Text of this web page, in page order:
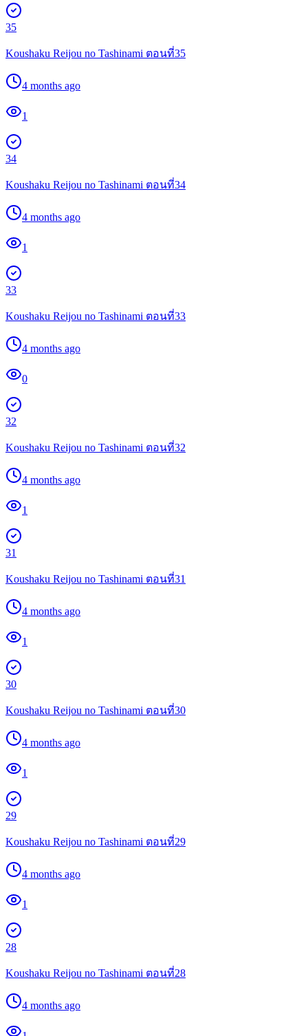
35
Koushaku Reijou no Tashinami ตอนที่35
4 months ago
1
34
Koushaku Reijou no Tashinami ตอนที่34
4 months ago
1
33
Koushaku Reijou no Tashinami ตอนที่33
4 months ago
0
32
Koushaku Reijou no Tashinami ตอนที่32
4 months ago
1
31
Koushaku Reijou no Tashinami ตอนที่31
4 months ago
1
30
Koushaku Reijou no Tashinami ตอนที่30
4 months ago
1
29
Koushaku Reijou no Tashinami ตอนที่29
4 months ago
1
28
Koushaku Reijou no Tashinami ตอนที่28
4 months ago